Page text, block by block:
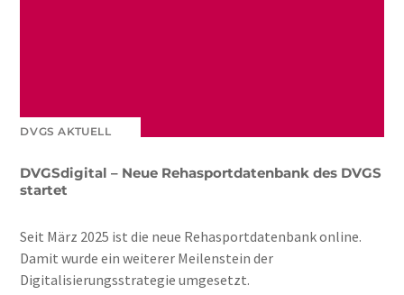
DVGS AKTUELL
DVGSdigital – Neue Rehasportdatenbank des DVGS
startet
Seit März 2025 ist die neue Rehasportdatenbank online.
Damit wurde ein weiterer Meilenstein der
Digitalisierungsstrategie umgesetzt.